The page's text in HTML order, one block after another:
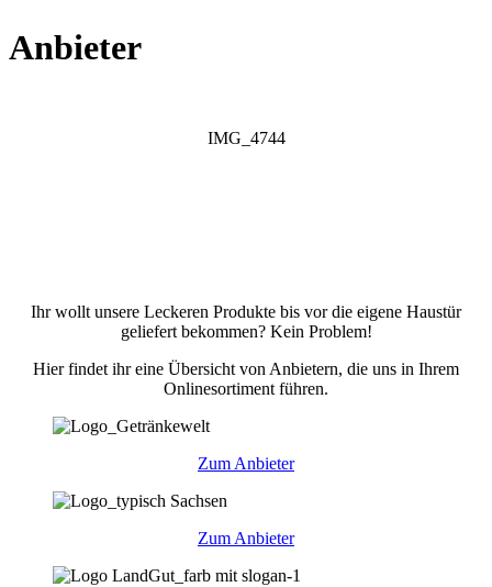
Anbieter
IMG_4744
Ihr wollt unsere Leckeren Produkte bis vor die eigene Haustür
geliefert bekommen? Kein Problem!
Hier findet ihr eine Übersicht von Anbietern, die uns in Ihrem
Onlinesortiment führen.
Zum Anbieter
Zum Anbieter